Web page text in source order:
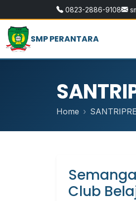
0823-2886-9108
SMP PERANTARA
Home
Club